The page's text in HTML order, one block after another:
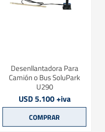
Desenllantadora Para
Camión o Bus SoluPark
U290
USD 5.100 +iva